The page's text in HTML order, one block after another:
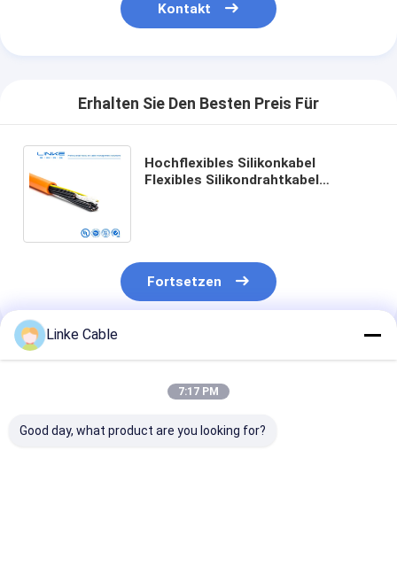
Kontakt
Erhalten Sie Den Besten Preis Für
Hochflexibles Silikonkabel
Flexibles Silikondrahtkabel
Fortsetzen
Empfohlene Produkte
Linke Cable
7:17 PM
Good day, what product are you looking for?